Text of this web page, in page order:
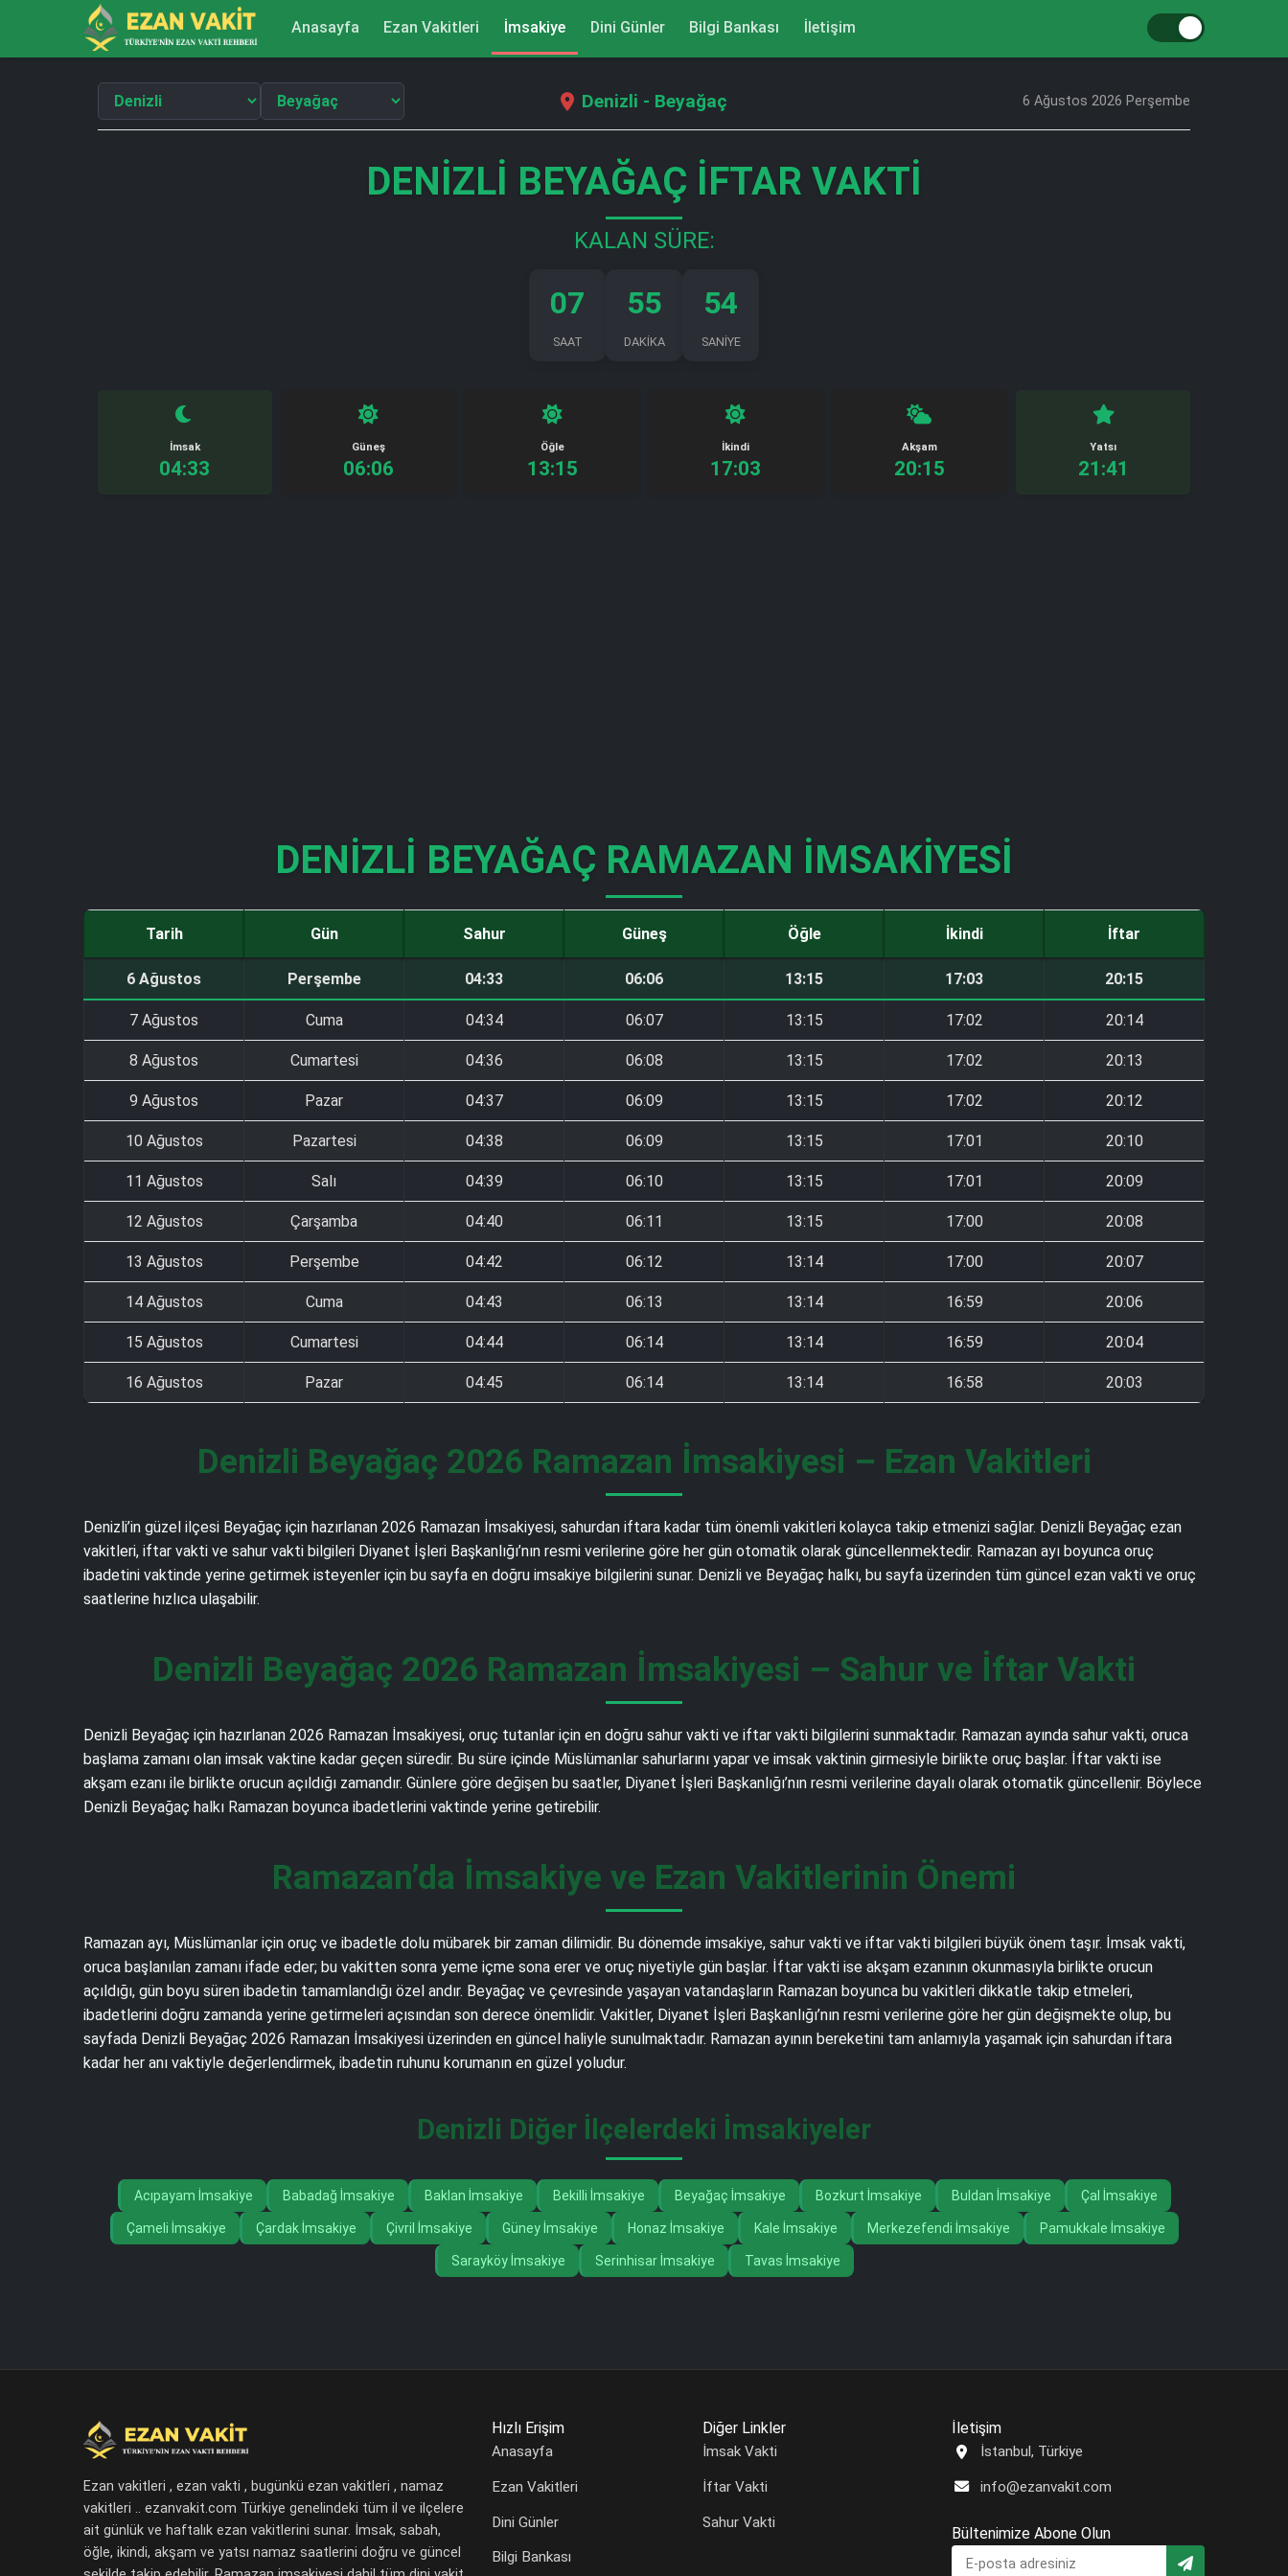
Anasayfa Ezan Vakitleri İmsakiye Dini Günler Bilgi Bankası İletişim
Denizli - Beyağaç 6 Ağustos 2026 Perşembe
DENIZLI BEYAĞAÇ İFTAR VAKTI
KALAN SÜRE:
07
SAAT
55
DAKİKA
53
SANİYE
İmsak
04:33
Güneş
06:06
Öğle
13:15
İkindi
17:03
Akşam
20:15
Yatsı
21:41
DENIZLI BEYAĞAÇ RAMAZAN İMSAKIYESI
Tarih Gün Sahur Güneş Öğle İkindi İftar
6 Ağustos Perşembe 04:33 06:06 13:15 17:03 20:15
7 Ağustos Cuma 04:34 06:07 13:15 17:02 20:14
8 Ağustos Cumartesi 04:36 06:08 13:15 17:02 20:13
9 Ağustos Pazar 04:37 06:09 13:15 17:02 20:12
10 Ağustos Pazartesi 04:38 06:09 13:15 17:01 20:10
11 Ağustos Salı 04:39 06:10 13:15 17:01 20:09
12 Ağustos Çarşamba 04:40 06:11 13:15 17:00 20:08
13 Ağustos Perşembe 04:42 06:12 13:14 17:00 20:07
14 Ağustos Cuma 04:43 06:13 13:14 16:59 20:06
15 Ağustos Cumartesi 04:44 06:14 13:14 16:59 20:04
16 Ağustos Pazar 04:45 06:14 13:14 16:58 20:03
Denizli Beyağaç 2026 Ramazan İmsakiyesi – Ezan Vakitleri
Denizli’in güzel ilçesi Beyağaç için hazırlanan 2026 Ramazan İmsakiyesi, sahurdan iftara kadar tüm önemli vakitleri kolayca takip etmenizi sağlar. Denizli Beyağaç ezan
vakitleri, iftar vakti ve sahur vakti bilgileri Diyanet İşleri Başkanlığı’nın resmi verilerine göre her gün otomatik olarak güncellenmektedir. Ramazan ayı boyunca oruç
ibadetini vaktinde yerine getirmek isteyenler için bu sayfa en doğru imsakiye bilgilerini sunar. Denizli ve Beyağaç halkı, bu sayfa üzerinden tüm güncel ezan vakti ve oruç
saatlerine hızlıca ulaşabilir.
Denizli Beyağaç 2026 Ramazan İmsakiyesi – Sahur ve İftar Vakti
Denizli Beyağaç için hazırlanan 2026 Ramazan İmsakiyesi, oruç tutanlar için en doğru sahur vakti ve iftar vakti bilgilerini sunmaktadır. Ramazan ayında sahur vakti, oruca
başlama zamanı olan imsak vaktine kadar geçen süredir. Bu süre içinde Müslümanlar sahurlarını yapar ve imsak vaktinin girmesiyle birlikte oruç başlar. İftar vakti ise
akşam ezanı ile birlikte orucun açıldığı zamandır. Günlere göre değişen bu saatler, Diyanet İşleri Başkanlığı’nın resmi verilerine dayalı olarak otomatik güncellenir. Böylece
Denizli Beyağaç halkı Ramazan boyunca ibadetlerini vaktinde yerine getirebilir.
Ramazan’da İmsakiye ve Ezan Vakitlerinin Önemi
Ramazan ayı, Müslümanlar için oruç ve ibadetle dolu mübarek bir zaman dilimidir. Bu dönemde imsakiye, sahur vakti ve iftar vakti bilgileri büyük önem taşır. İmsak vakti,
oruca başlanılan zamanı ifade eder; bu vakitten sonra yeme içme sona erer ve oruç niyetiyle gün başlar. İftar vakti ise akşam ezanının okunmasıyla birlikte orucun
açıldığı, gün boyu süren ibadetin tamamlandığı özel andır. Beyağaç ve çevresinde yaşayan vatandaşların Ramazan boyunca bu vakitleri dikkatle takip etmeleri,
ibadetlerini doğru zamanda yerine getirmeleri açısından son derece önemlidir. Vakitler, Diyanet İşleri Başkanlığı’nın resmi verilerine göre her gün değişmekte olup, bu
sayfada Denizli Beyağaç 2026 Ramazan İmsakiyesi üzerinden en güncel haliyle sunulmaktadır. Ramazan ayının bereketini tam anlamıyla yaşamak için sahurdan iftara
kadar her anı vaktiyle değerlendirmek, ibadetin ruhunu korumanın en güzel yoludur.
Denizli Diğer İlçelerdeki İmsakiyeler
Acıpayam İmsakiye Babadağ İmsakiye Baklan İmsakiye Bekilli İmsakiye Beyağaç İmsakiye Bozkurt İmsakiye Buldan İmsakiye Çal İmsakiye
Çameli İmsakiye Çardak İmsakiye Çivril İmsakiye Güney İmsakiye Honaz İmsakiye Kale İmsakiye Merkezefendi İmsakiye Pamukkale İmsakiye
Sarayköy İmsakiye Serinhisar İmsakiye Tavas İmsakiye
Ezan vakitleri , ezan vakti , bugünkü ezan vakitleri , namaz
vakitleri .. ezanvakit.com Türkiye genelindeki tüm il ve ilçelere
ait günlük ve haftalık ezan vakitlerini sunar. İmsak, sabah,
öğle, ikindi, akşam ve yatsı namaz saatlerini doğru ve güncel
Hızlı Erişim
Anasayfa
Ezan Vakitleri
Dini Günler
Bilgi Bankası
Diğer Linkler
İmsak Vakti
İftar Vakti
Sahur Vakti
İletişim
İstanbul, Türkiye
info@ezanvakit.com
Bültenimize Abone Olun